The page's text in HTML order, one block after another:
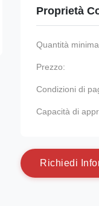
Proprietà
Quantità
Prezzo:
Condizioni di
Capacità di
Richied i nfo